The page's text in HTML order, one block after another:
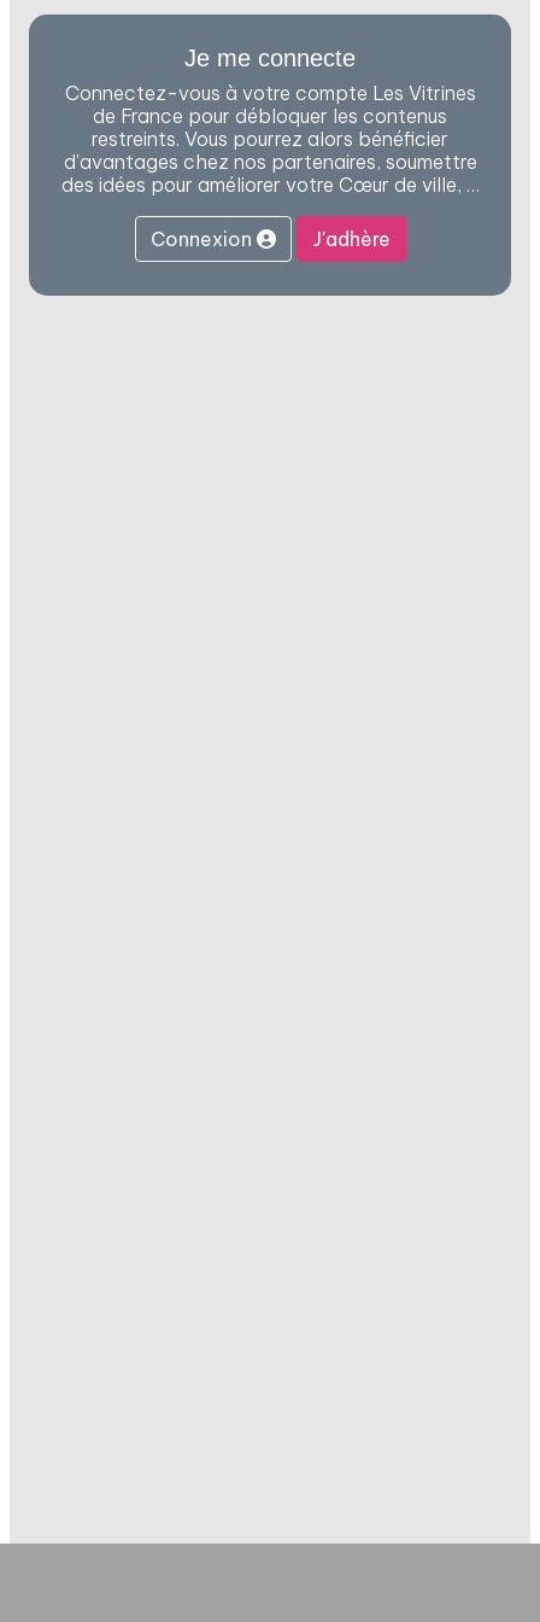
Je me connecte
Connectez-vous à votre compte Les Vitrines
de France pour débloquer les contenus
restreints. Vous pourrez alors bénéficier
d'avantages chez nos partenaires, soumettre
des idées pour améliorer votre Cœur de ville, …
Connexion J'adhère